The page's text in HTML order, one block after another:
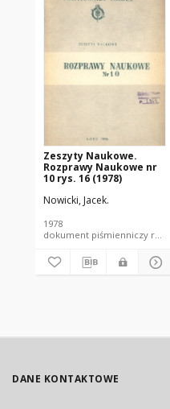
Zeszyty Naukowe.
Rozprawy Naukowe nr
10 rys. 16 (1978)
Nowicki, Jacek.
1978
DANE KONTAKTOWE